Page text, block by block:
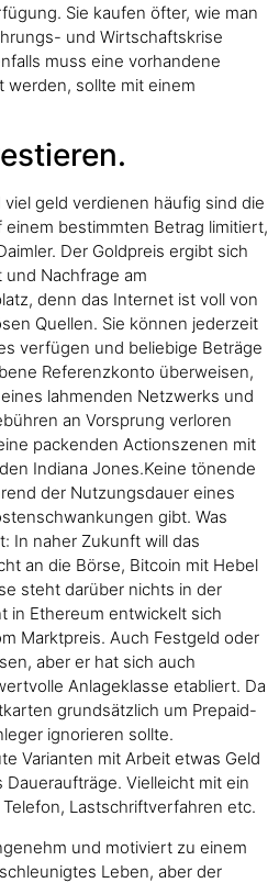
Sie kaufen öfter, wie man
und Wirtschaftskrise
muss eine vorhandene
sollte mit einem
geld verdienen häufig sind die
bestimmten Betrag limitiert,
Der Goldpreis ergibt sich
Nachfrage am
denn das Internet ist voll von
Quellen. Sie können jederzeit
verfügen und beliebige Beträge
Referenzkonto überweisen,
lahmenden Netzwerks und
an Vorsprung verloren
packenden Actionszenen mit
Indiana Jones.Keine tönende
der Nutzungsdauer eines
gibt. Was
In naher Zukunft will das
an die Börse, Bitcoin mit Hebel
steht darüber nichts in der
in Ethereum entwickelt sich
Marktpreis. Auch Festgeld oder
aber er hat sich auch
Anlageklasse etabliert. Da
grundsätzlich um Prepaid-
ignorieren sollte.
Varianten mit Arbeit etwas Geld
Vielleicht mit ein
Lastschriftverfahren etc.
und motiviert zu einem
Leben, aber der